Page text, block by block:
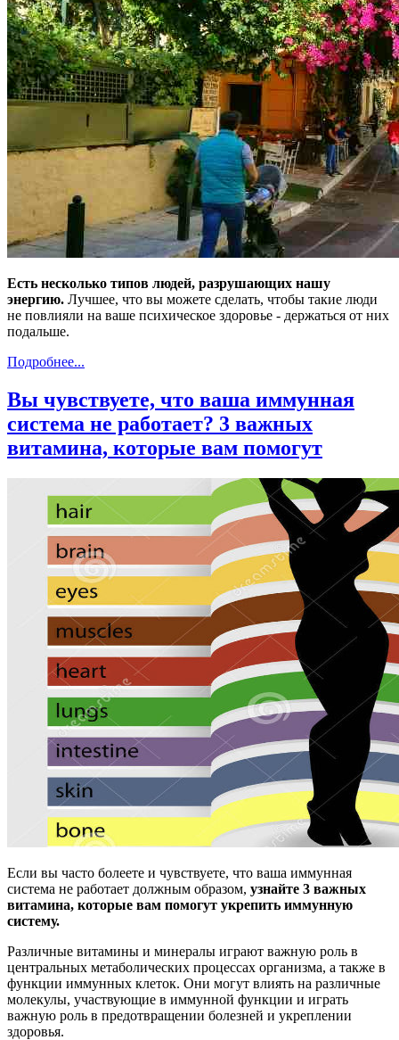
Есть несколько типов людей, разрушающих нашу
энергию. Лучшее, что вы можете сделать, чтобы такие люди
не повлияли на ваше психическое здоровье - держаться от них
подальше.
Подробнее...
Вы чувствуете, что ваша иммунная
система не работает? 3 важных
витамина, которые вам помогут
Если вы часто болеете и чувствуете, что ваша иммунная
система не работает должным образом, узнайте 3 важных
витамина, которые вам помогут укрепить иммунную
систему.
Различные витамины и минералы играют важную роль в
центральных метаболических процессах организма, а также в
функции иммунных клеток. Они могут влиять на различные
молекулы, участвующие в иммунной функции и играть
важную роль в предотвращении болезней и укреплении
здоровья.